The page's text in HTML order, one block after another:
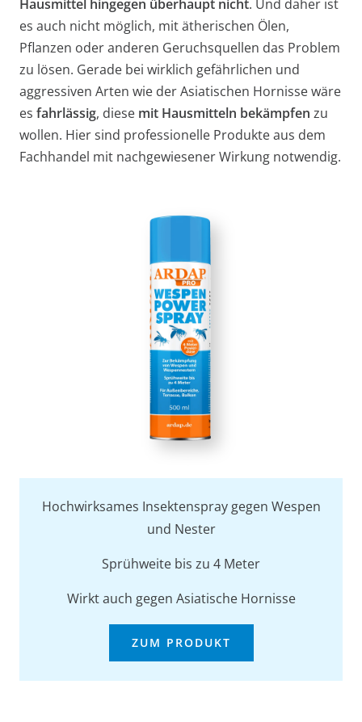
Hausmittel hingegen überhaupt nicht. Und daher ist
es auch nicht möglich, mit ätherischen Ölen,
Pflanzen oder anderen Geruchsquellen das Problem
zu lösen. Gerade bei wirklich gefährlichen und
aggressiven Arten wie der Asiatischen Hornisse wäre
es fahrlässig, diese mit Hausmitteln bekämpfen zu
wollen. Hier sind professionelle Produkte aus dem
Fachhandel mit nachgewiesener Wirkung notwendig.
Hochwirksames Insektenspray gegen Wespen
und Nester
Sprühweite bis zu 4 Meter
Wirkt auch gegen Asiatische Hornisse
ZUM PRODUKT